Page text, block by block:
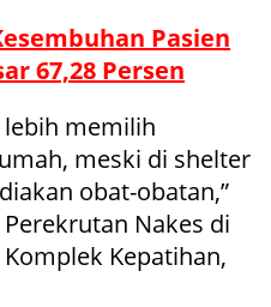
Pasien
67,28 Persen
memilih
meski di shelter
obat-obatan,”
Nakes di
Kepatihan,